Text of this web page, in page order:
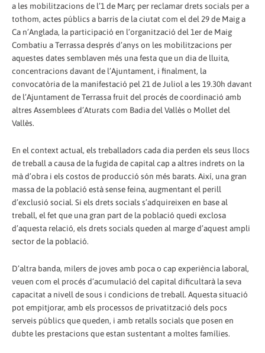
a les mobilitzacions de l’1 de Març per reclamar drets socials per a
tothom, actes públics a barris de la ciutat com el del 29 de Maig a
Ca n’Anglada, la participació en l’organització del 1er de Maig
Combatiu a Terrassa després d’anys on les mobilitzacions per
aquestes dates semblaven més una festa que un dia de lluita,
concentracions davant de l’Ajuntament, i finalment, la
convocatòria de la manifestació pel 21 de Juliol a les 19.30h davant
de l’Ajuntament de Terrassa fruit del procés de coordinació amb
altres Assemblees d’Aturats com Badia del Vallès o Mollet del
Vallès.
En el context actual, els treballadors cada dia perden els seus llocs
de treball a causa de la fugida de capital cap a altres indrets on la
mà d’obra i els costos de producció són més barats. Així, una gran
massa de la població està sense feina, augmentant el perill
d’exclusió social. Si els drets socials s’adquireixen en base al
treball, el fet que una gran part de la població quedi exclosa
d’aquesta relació, els drets socials queden al marge d’aquest ampli
sector de la població.
D’altra banda, milers de joves amb poca o cap experiència laboral,
veuen com el procés d’acumulació del capital dificultarà la seva
capacitat a nivell de sous i condicions de treball. Aquesta situació
pot empitjorar, amb els processos de privatització dels pocs
serveis públics que queden, i amb retalls socials que posen en
dubte les prestacions que estan sustentant a moltes famílies.